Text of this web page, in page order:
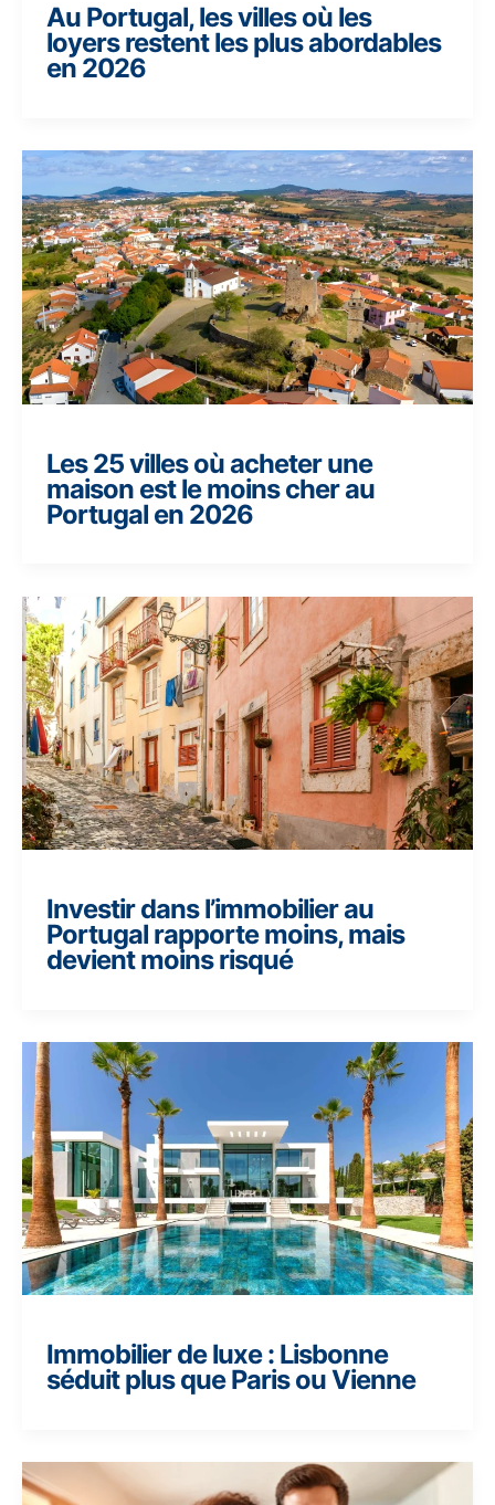
Au Portugal, les villes où les
loyers restent les plus abordables
en 2026
Les 25 villes où acheter une
maison est le moins cher au
Portugal en 2026
Investir dans l’immobilier au
Portugal rapporte moins, mais
devient moins risqué
Immobilier de luxe : Lisbonne
séduit plus que Paris ou Vienne